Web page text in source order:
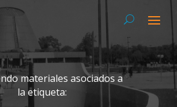
materiales asociados a
la etiqueta: